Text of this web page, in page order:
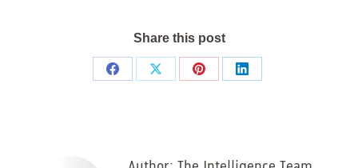
Share this post
Share
Share
Share
Share